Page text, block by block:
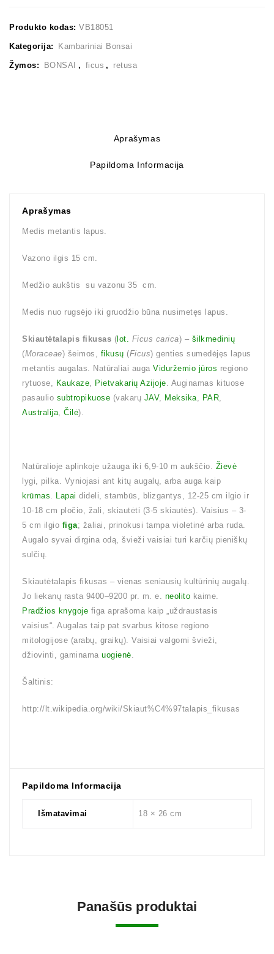
Produkto kodas: VB18051
Kategorija: Kambariniai Bonsai
Žymos: BONSAI , ficus , retusa
Aprašymas
Papildoma Informacija
Aprašymas
Medis metantis lapus.
Vazono ilgis 15 cm.
Medžio aukštis su vazonu 35 cm.
Medis nuo rugsėjo iki gruodžio būna nusimetęs lapus.
Skiautėtalapis fikusas ( lot. Ficus carica) – šilkmedinių
(Moraceae) šeimos, fikusų (Ficus) genties sumedėjęs lapus
metantis augalas. Natūraliai auga Viduržemio jūros regiono
rytuose, Kaukaze, Pietvakarių Azijoje. Auginamas kituose
pasaulio subtropikuose (vakarų JAV, Meksika, PAR,
Australija, Čilė).
Natūralioje aplinkoje užauga iki 6,9-10 m aukščio. Žievė
lygi, pilka. Vyniojasi ant kitų augalų, arba auga kaip
krūmas. Lapai dideli, stambūs, blizgantys, 12-25 cm ilgio ir
10-18 cm pločio, žali, skiautėti (3-5 skiautės). Vaisius – 3-
5 cm ilgio figa; žaliai, prinokusi tampa violetinė arba ruda.
Augalo syvai dirgina odą, švieži vaisiai turi karčių pieniškų
sulčių.
Skiautėtalapis fikusas – vienas seniausių kultūrinių augalų.
Jo liekanų rasta 9400–9200 pr. m. e. neolito kaime.
Pradžios knygoje figa aprašoma kaip „uždraustasis
vaisius“. Augalas taip pat svarbus kitose regiono
mitologijose (arabų, graikų). Vaisiai valgomi švieži,
džiovinti, gaminama uogienė.
Šaltinis:
http://lt.wikipedia.org/wiki/Skiaut%C4%97talapis_fikusas
Papildoma Informacija
Išmatavimai 18 × 26 cm
Panašūs produktai